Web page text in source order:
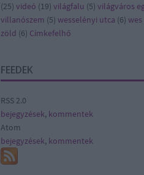
(25) videó (19) világfalu (5) világváros
villanószem (5) wesselényi utca (6)
zöld (6) Címkefelhő
FEEDEK
RSS 2.0
bejegyzések, kommentek
Atom
bejegyzések, kommentek